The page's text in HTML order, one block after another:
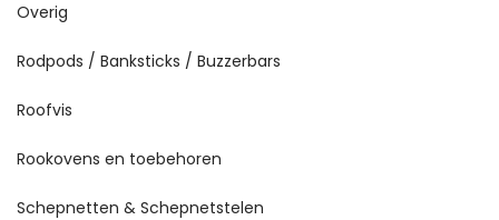
Overig
Rodpods / Banksticks / Buzzerbars
Roofvis
Rookovens en toebehoren
Schepnetten & Schepnetstelen